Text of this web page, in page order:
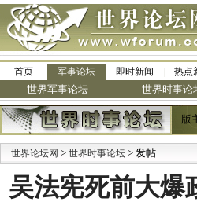
首页 军事论坛 即时新闻 热点
世界军事论坛 世界时事论
版
世界论坛网 > 世界时事论坛 > 发帖
·九阳全新免清洗型豆浆机 全
吴法宪死前大爆